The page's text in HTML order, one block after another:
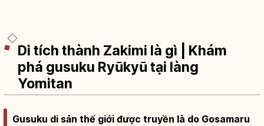
Di tích thành Zakimi là gì | Khám
phá gusuku Ryūkyū tại làng
Yomitan
Gusuku di sản thế giới được truyền là do Gosamaru